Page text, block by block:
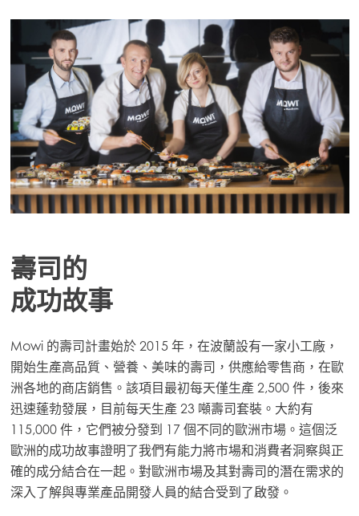
Mowi Global
Asia
Mowi China
Mowi Korea
Mowi Taiwan
Europe
Mowi Belgium (FR)
Mowi Belgium (NL)
Mowi Czechia (CZ)
Mowi Czechia (EN)
壽司的
成功故事
Mowi 的壽司計畫始於 2015 年，在波蘭設有一家小工廠，
開始生產高品質、營養、美味的壽司，供應給零售商，在歐
洲各地的商店銷售。該項目最初每天僅生產 2,500 件，後來
迅速蓬勃發展，目前每天生產 23 噸壽司套裝。大約有
115,000 件，它們被分發到 17 個不同的歐洲市場。這個泛
歐洲的成功故事證明了我們有能力將市場和消費者洞察與正
確的成分結合在一起。對歐洲市場及其對壽司的潛在需求的
深入了解與專業產品開發人員的結合受到了啟發。